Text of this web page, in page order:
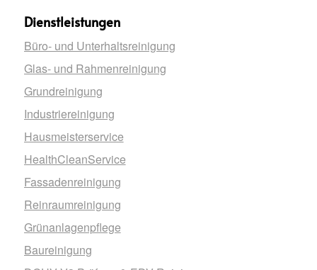
Dienstleistungen
Büro- und Unterhaltsreinigung
Glas- und Rahmenreinigung
Grundreinigung
Industriereinigung
Hausmeisterservice
HealthCleanService
Fassadenreinigung
Reinraumreinigung
Grünanlagenpflege
Baureinigung